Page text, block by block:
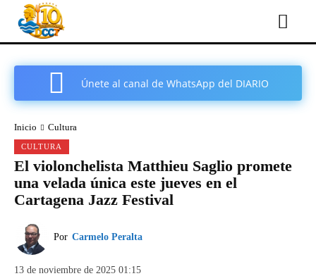
Únete al canal de WhatsApp del DIARIO
Inicio Cultura
CULTURA
El violonchelista Matthieu Saglio promete
una velada única este jueves en el
Cartagena Jazz Festival
Por Carmelo Peralta
13 de noviembre de 2025 01:15